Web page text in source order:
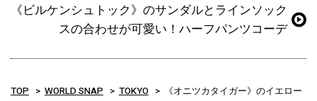
《ビルケンシュトック》のサンダルとラインソック
スの合わせが可愛い！ハーフパンツコーデ
TOP WORLD SNAP TOKYO
《オニツカタイガー》のイエロー